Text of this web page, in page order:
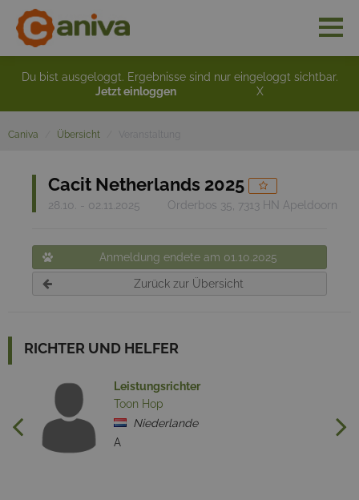
Du bist ausgeloggt. Ergebnisse sind nur eingeloggt sichtbar.
Jetzt einloggen
X
Caniva Übersicht
Cacit Netherlands 2025
28.10. - 02.11.2025 Orderbos 35, 7313 HN Apeldoorn
Anmeldung endete am 01.10.2025
Zurück zur Übersicht
RICHTER UND HELFER
Leistungsrichter
Toon Hop
Niederlande
A